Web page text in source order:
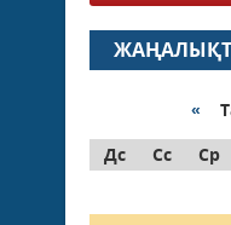
«
Дс
Сс Ср